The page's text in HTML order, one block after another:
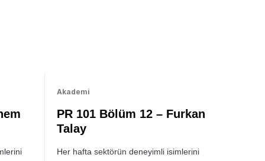
Akademi
PR 101 Bölüm 12 – Furkan
Talay
Her hafta sektörün deneyimli isimlerini